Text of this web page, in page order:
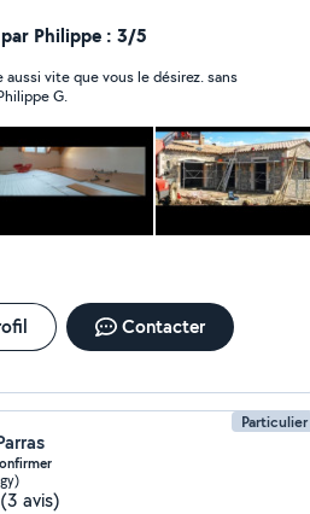
Philippe : 3/5
vite que vous le désirez. sans
Philippe G.
Contacter
Particulier
(3 avis)